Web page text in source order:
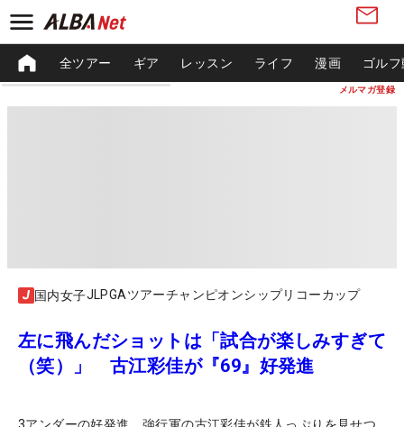
メルマガ登録
全ツアー ギア レッスン ライフ 漫画 ゴル
国内女子JLPGAツアーチャンピオンシップリコーカップ
左に飛んだショットは「試合が楽しみすぎて
（笑）」 古江彩佳が『69』好発進